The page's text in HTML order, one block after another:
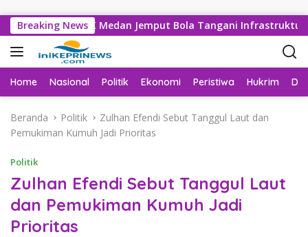
Breaking News
SDABMBK Medan Jemput Bola Tangani Infrastruktur
Home Nasional Politik Ekonomi Peristiwa Hukrim
Beranda Politik
Zulhan Efendi Sebut Tanggul Laut dan
Pemukiman Kumuh Jadi Prioritas
Politik
Zulhan Efendi Sebut Tanggul Laut
dan Pemukiman Kumuh Jadi
Prioritas